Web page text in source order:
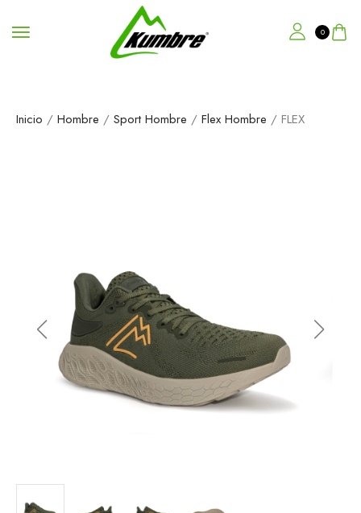
0
Inicio / Hombre / Sport Hombre / Flex Hombre / FLEX